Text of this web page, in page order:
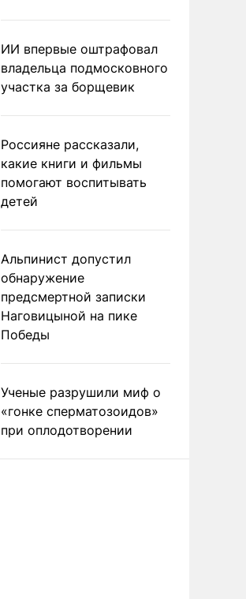
ИИ впервые оштрафовал
владельца подмосковного
участка за борщевик
Россияне рассказали,
какие книги и фильмы
помогают воспитывать
детей
Альпинист допустил
обнаружение
предсмертной записки
Наговицыной на пике
Победы
Ученые разрушили миф о
«гонке сперматозоидов»
при оплодотворении